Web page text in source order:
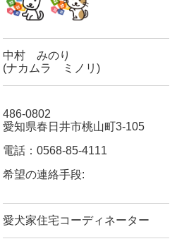
中村 みのり
(ナカムラ ミノリ)
486-0802
愛知県春日井市桃山町3-105
電話：0568-85-4111
希望の連絡手段:
愛犬家住宅コーディネーター